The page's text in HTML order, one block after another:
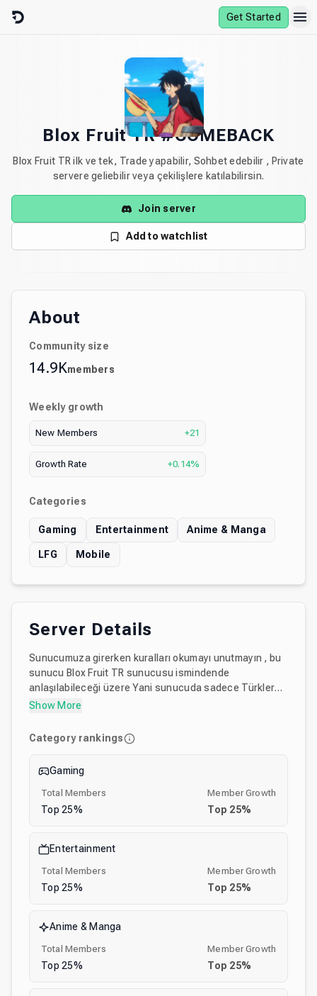
Skip to content
Get Started
Blox Fruit TR #COMEBACK
Blox Fruit TR ilk ve tek, Trade yapabilir, Sohbet edebilir , Private
servere geliebilir veya çekilişlere katılabilirsin.
Join server
Add to watchlist
About
Community size
14.9Kmembers
Weekly growth
New Members +21
Growth Rate +0.14%
Categories
Gaming Entertainment Anime & Manga
LFG Mobile
Server Details
Sunucumuza girerken kuralları okumayı unutmayın , bu
sunucu Blox Fruit TR sunucusu ismindende
anlaşılabileceği üzere Yani sunucuda sadece Türkler
var ileride belki globalleşebiliriz ama şu anlık sadece
arkadaş bulmak , eşyalarınızı takaslamak, sohbet
muhabet etmek için gelebilrisiniz ve unutmayın mutlu
çekilişlere katılmayı ve Kanalımıza abone olmayı
Show More
Category rankings
Gaming
Total Members
Top 25%
Member Growth
Top 25%
Entertainment
Total Members
Top 25%
Member Growth
Top 25%
Anime & Manga
Total Members
Top 25%
Member Growth
Top 25%